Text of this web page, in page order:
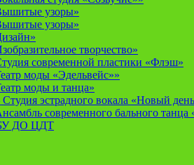
узоры»
узоры»
творчество»
современной пластики «Флэш»
моды «Эдельвейс»»
моды и танца»
эстрадного вокала «Новый
современного бального танца
ДО ЦДТ